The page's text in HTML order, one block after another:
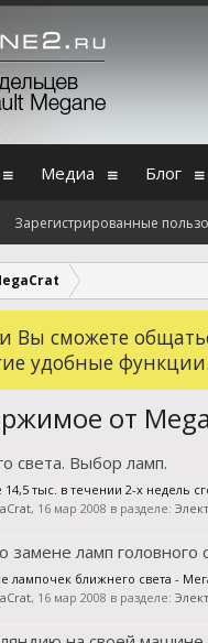
Вы сможете
удобные
от
света. Выбор ламп.
тыс. в течении 2-х недель
, 16 мар 2008 в разделе:
замене ламп головного
лампочек ближнего света -
, 16 мар 2008 в разделе:
Медиа Блог
Зарегистрированные